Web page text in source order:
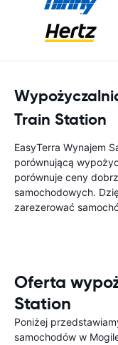
Train Station
EasyTerra Wynajem
porównującą
porównuje ceny
samochodowych.
zarezerować
Oferta
Station
Poniżej
samochodów w